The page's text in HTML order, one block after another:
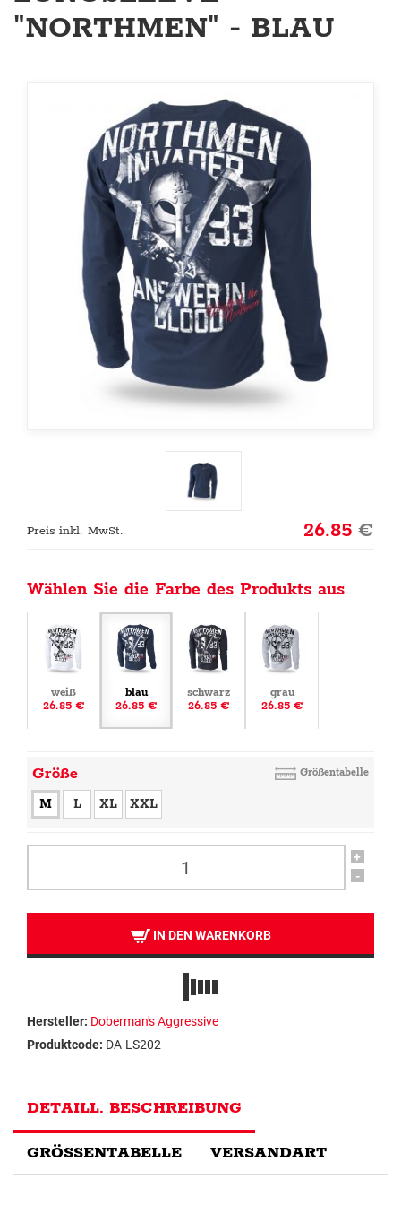
"NORTHMEN" - BLAU
Preis inkl. MwSt. 26.85€
Wählen Sie die Farbe des Produkts aus
weiß
26.85 €
blau
26.85 €
schwarz
26.85 €
grau
26.85 €
Größe Größentabelle
M L XL XXL
+
-
IN DEN WARENKORB
Hersteller: Doberman's Aggressive
Produktcode: DA-LS202
DETAILL. BESCHREIBUNG
GRÖSSENTABELLE VERSANDART